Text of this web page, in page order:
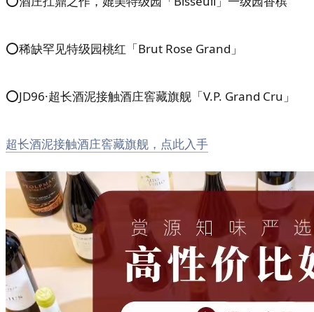
⭕稀缺罕见特级园桃红「Brut Rose Grand」
⭕JD96·超长酒泥接触酒庄窖藏旗舰「V.P. Grand Cru」
超长酒泥接触酒庄窖藏旗舰，点此入手